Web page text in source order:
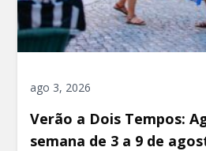
ago 3, 2026
Verão a Dois Tempos:
semana de 3 a 9 de